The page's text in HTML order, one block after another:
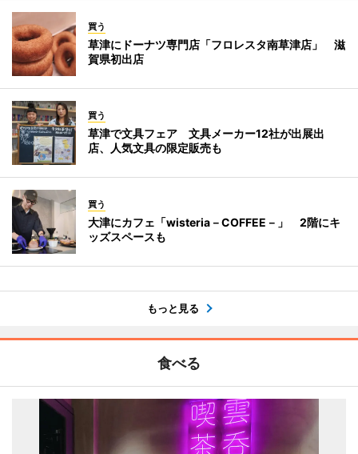
買う
草津にドーナツ専門店「フロレスタ南草津店」 滋
賀県初出店
買う
草津で文具フェア 文具メーカー12社が出展出
店、人気文具の限定販売も
買う
大津にカフェ「wisteria－COFFEE－」 2階にキ
ッズスペースも
もっと見る
食べる